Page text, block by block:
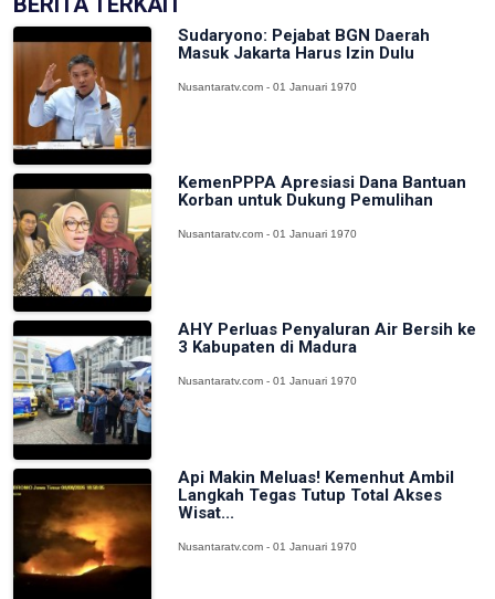
Sudaryono: Pejabat BGN Daerah
Masuk Jakarta Harus Izin Dulu
Nusantaratv.com - 01 Januari 1970
KemenPPPA Apresiasi Dana Bantuan
Korban untuk Dukung Pemulihan
Nusantaratv.com - 01 Januari 1970
AHY Perluas Penyaluran Air Bersih ke
3 Kabupaten di Madura
Nusantaratv.com - 01 Januari 1970
Api Makin Meluas! Kemenhut Ambil
Langkah Tegas Tutup Total Akses
Wisat...
Nusantaratv.com - 01 Januari 1970